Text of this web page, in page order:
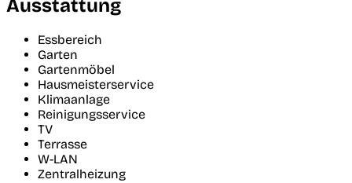
Ausstattung
Essbereich
Garten
Gartenmöbel
Hausmeisterservice
Klimaanlage
Reinigungsservice
TV
Terrasse
W-LAN
Zentralheizung